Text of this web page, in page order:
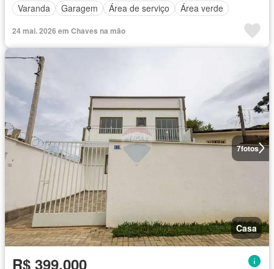
Varanda
Garagem Área de serviço Área verde
24 mai. 2026 em Chaves na mão
7fotos
Casa
R$ 399.000